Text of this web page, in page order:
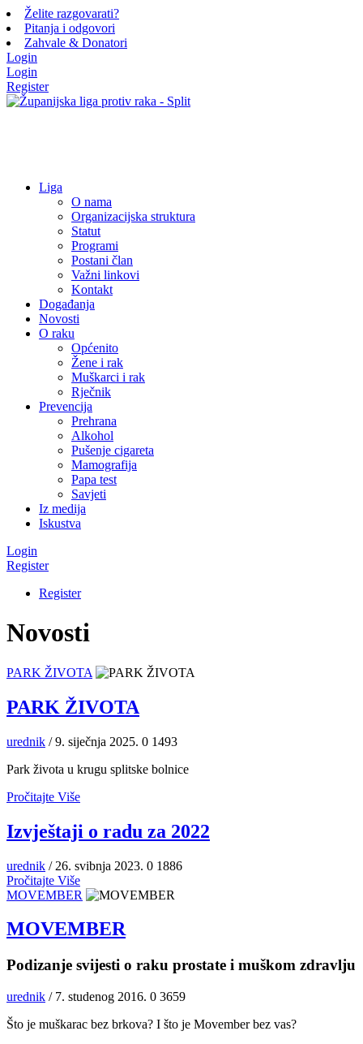
Želite razgovarati?
Pitanja i odgovori
Zahvale & Donatori
Login
Login
Register
Liga
O nama
Organizacijska struktura
Statut
Programi
Postani član
Važni linkovi
Kontakt
Događanja
Novosti
O raku
Općenito
Žene i rak
Muškarci i rak
Rječnik
Prevencija
Prehrana
Alkohol
Pušenje cigareta
Mamografija
Papa test
Savjeti
Iz medija
Iskustva
Login
Register
Register
Novosti
PARK ŽIVOTA
PARK ŽIVOTA
urednik / 9. siječnja 2025. 0 1493
Park života u krugu splitske bolnice
Pročitajte Više
Izvještaji o radu za 2022
urednik / 26. svibnja 2023. 0 1886
Pročitajte Više
MOVEMBER
MOVEMBER
Podizanje svijesti o raku prostate i muškom zdravlju
urednik / 7. studenog 2016. 0 3659
Što je muškarac bez brkova? I što je Movember bez vas?